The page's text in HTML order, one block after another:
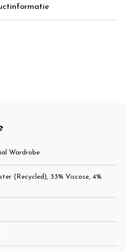
Wardrobe
(Recycled), 33% Viscose, 4%